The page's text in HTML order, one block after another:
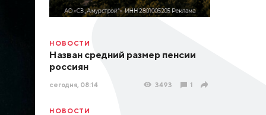
НОВОСТИ
Назван средний размер пенсии
россиян
сегодня, 08:14 3493 1
НОВОСТИ